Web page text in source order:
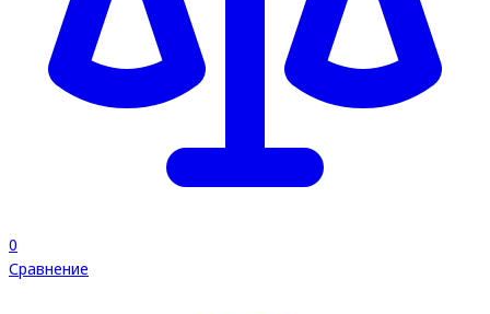
0
Сравнение